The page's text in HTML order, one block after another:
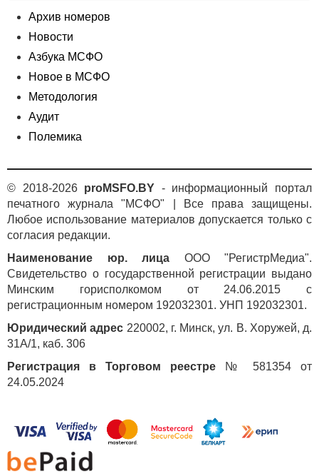
Архив номеров
Новости
Азбука МСФО
Новое в МСФО
Методология
Аудит
Полемика
© 2018-2026 proMSFO.BY - информационный портал
печатного журнала "МСФО" | Все права защищены.
Любое использование материалов допускается только с
согласия редакции.
Наименование юр. лица ООО "РегистрМедиа".
Свидетельство о государственной регистрации выдано
Минским горисполкомом от 24.06.2015 с
регистрационным номером 192032301. УНП 192032301.
Юридический адрес 220002, г. Минск, ул. В. Хоружей, д.
31А/1, каб. 306
Регистрация в Торговом реестре № 581354 от
24.05.2024